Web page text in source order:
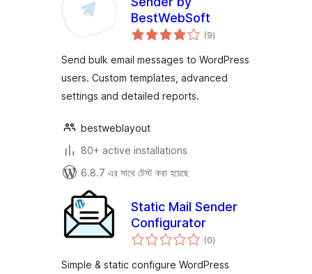
BestWebSoft
(9total
ratings
)
Send bulk email messages to WordPress
users. Custom templates, advanced
settings and detailed reports.
bestweblayout
80+ active installations
6.8.7 এর সাথে টেস্ট করা হয়েছে
Static Mail Sender
Configurator
(0total
ratings
)
Simple & static configure WordPress